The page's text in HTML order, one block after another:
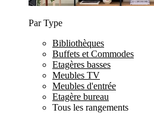
Par Type
Bibliothèques
Buffets et Commodes
Etagères basses
Meubles TV
Meubles d'entrée
Etagère bureau
Tous les rangements